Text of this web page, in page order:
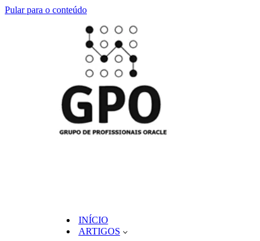
Pular para o conteúdo
INÍCIO
ARTIGOS